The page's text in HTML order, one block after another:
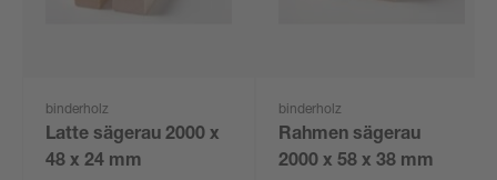
binderholz
Latte sägerau 2000 x
48 x 24 mm
binderholz
Rahmen sägerau
2000 x 58 x 38 mm